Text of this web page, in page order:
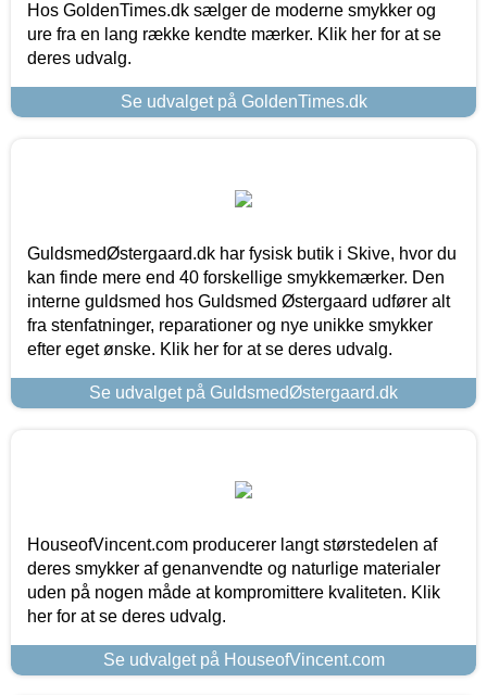
Hos GoldenTimes.dk sælger de moderne smykker og
ure fra en lang række kendte mærker. Klik her for at se
deres udvalg.
Se udvalget på GoldenTimes.dk
GuldsmedØstergaard.dk har fysisk butik i Skive, hvor du
kan finde mere end 40 forskellige smykkemærker. Den
interne guldsmed hos Guldsmed Østergaard udfører alt
fra stenfatninger, reparationer og nye unikke smykker
efter eget ønske. Klik her for at se deres udvalg.
Se udvalget på GuldsmedØstergaard.dk
HouseofVincent.com producerer langt størstedelen af
deres smykker af genanvendte og naturlige materialer
uden på nogen måde at kompromittere kvaliteten. Klik
her for at se deres udvalg.
Se udvalget på HouseofVincent.com